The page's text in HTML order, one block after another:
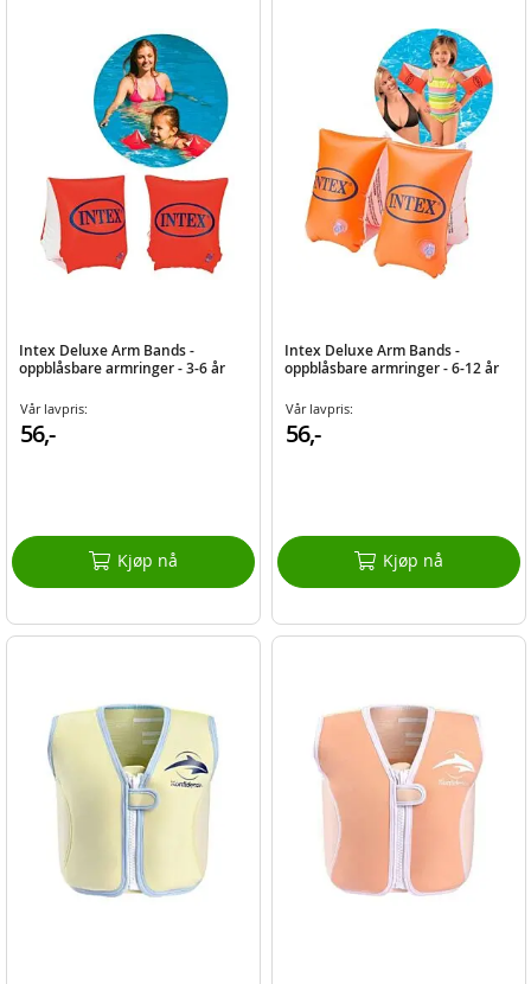
Intex Deluxe Arm Bands -
oppblåsbare armringer - 3-6 år
Vår lavpris:
56,-
Kjøp nå
Intex Deluxe Arm Bands -
oppblåsbare armringer - 6-12 år
Vår lavpris:
56,-
Kjøp nå